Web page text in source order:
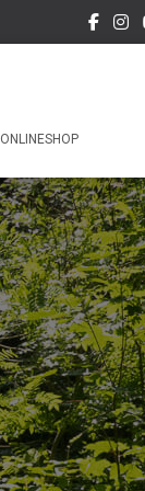
ONLINESHOP